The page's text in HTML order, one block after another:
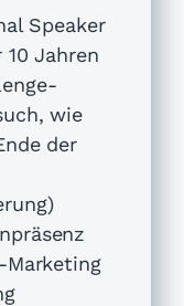
Speaker
Jahren
wie
der
Marketing